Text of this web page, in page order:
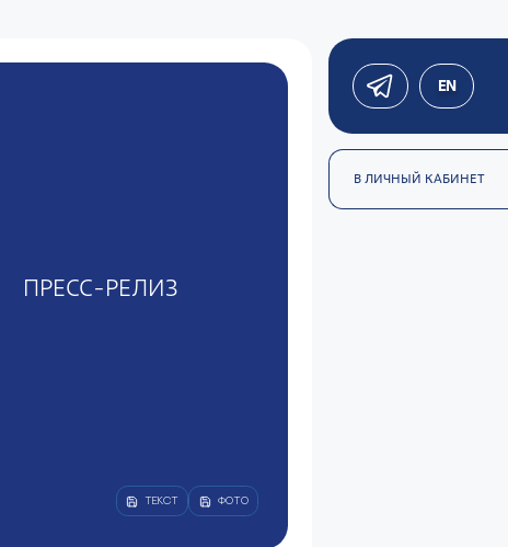
EN
В ЛИЧНЫЙ КАБИНЕТ
ПРЕСС-РЕЛИЗ
ТЕКСТ ФОТО